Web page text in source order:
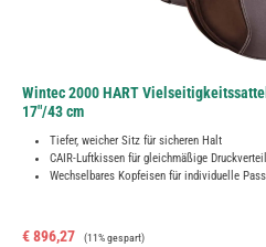
Wintec 2000 HART
17"/43 cm
Tiefer, weicher Sitz für sicheren Halt
CAIR-Luftkissen für gleichmäßige
Wechselbares Kopfeisen für individuelle
Verkaufspreis:
€ 896,27 Regulärer Preis:
(11% gespart)